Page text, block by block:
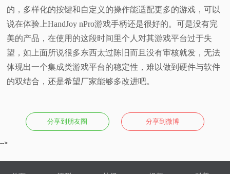
的，多样化的按键和自定义的操作能适配更多的游戏，可以
说在体验上HandJoy nPro游戏手柄还是很好的。可是没有完
美的产品，在使用的这段时间里个人对其游戏平台过于失
望，如上面所说很多东西太过陈旧而且没有审核就发，无法
体现出一个集成类游戏平台的稳定性，难以做到硬件与软件
的双结合，还是希望厂家能够多改进吧。
分享到朋友圈 分享到微博
-->